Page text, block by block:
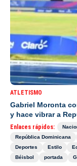
ATLETISMO
Gabriel Moronta
y hace vibrar a
Enlaces rápidos:
República Dominicana
Deportes
Estilo
Béisbol
portada